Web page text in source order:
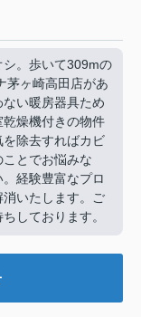
シ。歩いて309mの
茅ヶ崎高田店があ
い暖房器具ため
燥機付きの物件
除去すればカビ
とでお悩みな
経験豊富なプロ
いたします。ご
しております。